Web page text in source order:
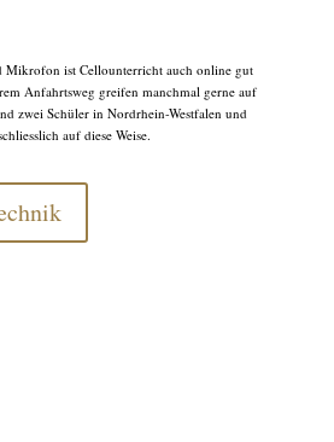
ist Cellounterricht auch online gut
Anfahrtsweg greifen manchmal gerne auf
zwei Schüler in Nordrhein-Westfalen und
auf diese Weise.